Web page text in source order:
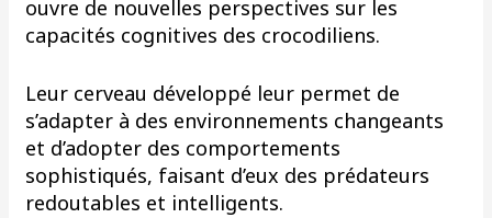
ouvre de nouvelles perspectives sur les
capacités cognitives des crocodiliens.
Leur cerveau développé leur permet de
s’adapter à des environnements changeants
et d’adopter des comportements
sophistiqués, faisant d’eux des prédateurs
redoutables et intelligents.